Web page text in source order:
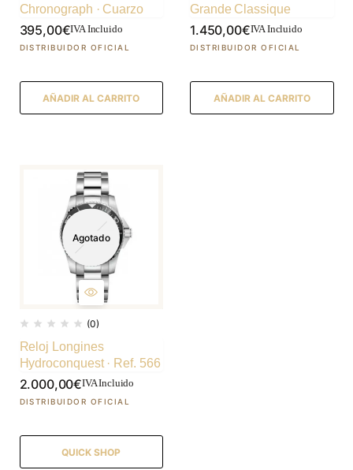
Chronograph · Cuarzo
395,00€IVA Incluido
AÑADIR AL CARRITO
Grande Classique
1.450,00€IVA Incluido
AÑADIR AL CARRITO
Agotado
(0)
Reloj Longines
Hydroconquest · Ref. 566
2.000,00€IVA Incluido
QUICK SHOP